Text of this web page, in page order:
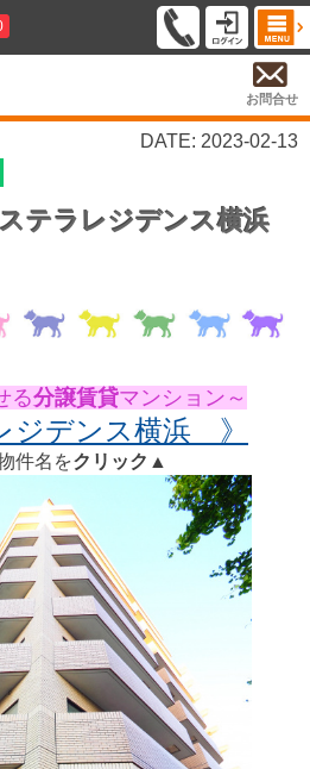
お問合せ
DATE: 2023-02-13
ステラレジデンス横浜
る分譲賃貸マンション～
ジデンス横浜 》
件名をクリック ▲